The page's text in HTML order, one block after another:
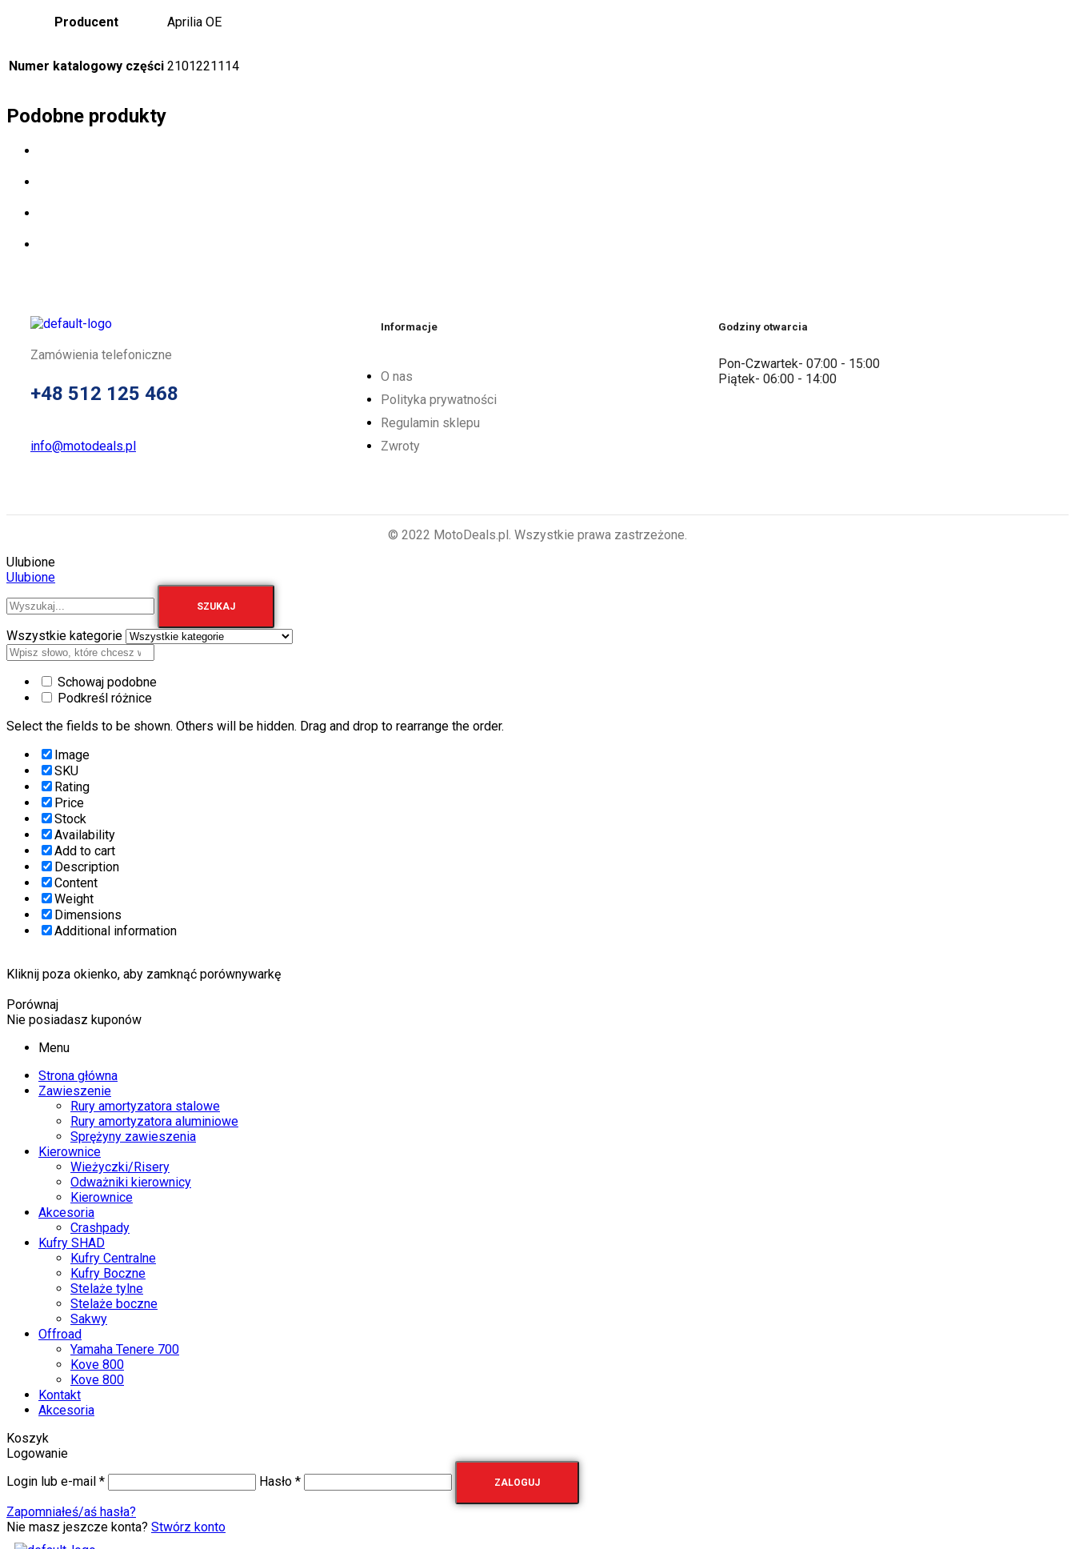
Producent Aprilia OE
Numer katalogowy części 2101221114
Podobne produkty
Zamówienia telefoniczne
+48 512 125 468
info@motodeals.pl
Informacje
O nas
Polityka prywatności
Regulamin sklepu
Zwroty
Godziny otwarcia
Pon-Czwartek- 07:00 - 15:00
Piątek- 06:00 - 14:00
© 2022 MotoDeals.pl. Wszystkie prawa zastrzeżone.
Ulubione
Ulubione
SZUKAJ
Wszystkie kategorie
Schowaj podobne
Podkreśl różnice
Select the fields to be shown. Others will be hidden. Drag and drop to rearrange the order.
Image
SKU
Rating
Price
Stock
Availability
Add to cart
Description
Content
Weight
Dimensions
Additional information
Kliknij poza okienko, aby zamknąć porównywarkę
Porównaj
Nie posiadasz kuponów
Menu
Strona główna
Zawieszenie
Rury amortyzatora stalowe
Rury amortyzatora aluminiowe
Sprężyny zawieszenia
Kierownice
Wieżyczki/Risery
Odważniki kierownicy
Kierownice
Akcesoria
Crashpady
Kufry SHAD
Kufry Centralne
Kufry Boczne
Stelaże tylne
Stelaże boczne
Sakwy
Offroad
Yamaha Tenere 700
Kove 800
Kove 800
Kontakt
Akcesoria
Koszyk
Logowanie
Login lub e-mail * Hasło * ZALOGUJ
Zapomniałeś/aś hasła?
Nie masz jeszcze konta? Stwórz konto